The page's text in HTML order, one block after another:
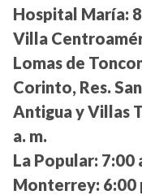
Hospital María:
Villa
Lomas de
Corinto, Res.
Antigua y Villas
a. m.
La Popular: 7:00
Monterrey: 6:00